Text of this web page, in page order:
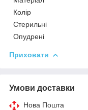
Колір
Стерильні
Опудрені
Приховати
Умови доставки
Нова Пошта